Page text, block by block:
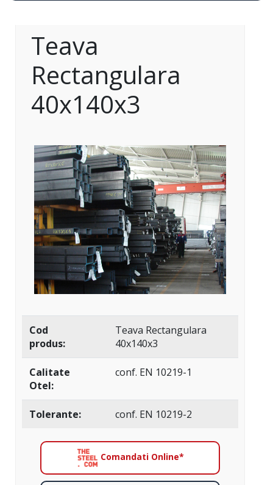
Teava
Rectangulara
40x140x3
Cod
produs:
Teava Rectangulara
40x140x3
Calitate
Otel:
conf. EN 10219-1
Tolerante: conf. EN 10219-2
Comandati Online*